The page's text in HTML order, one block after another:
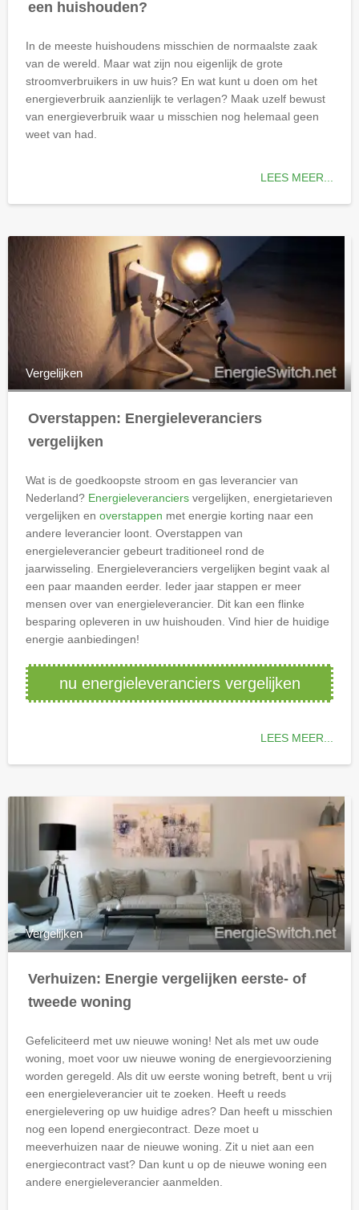
een huishouden?
In de meeste huishoudens misschien de normaalste zaak
van de wereld. Maar wat zijn nou eigenlijk de grote
stroomverbruikers in uw huis? En wat kunt u doen om het
energieverbruik aanzienlijk te verlagen? Maak uzelf bewust
van energieverbruik waar u misschien nog helemaal geen
weet van had.
LEES MEER...
Vergelijken
Overstappen: Energieleveranciers
vergelijken
Wat is de goedkoopste stroom en gas leverancier van
Nederland? Energieleveranciers vergelijken, energietarieven
vergelijken en overstappen met energie korting naar een
andere leverancier loont. Overstappen van
energieleverancier gebeurt traditioneel rond de
jaarwisseling. Energieleveranciers vergelijken begint vaak al
een paar maanden eerder. Ieder jaar stappen er meer
mensen over van energieleverancier. Dit kan een flinke
besparing opleveren in uw huishouden. Vind hier de huidige
energie aanbiedingen!
nu energieleveranciers vergelijken
LEES MEER...
Vergelijken
Verhuizen: Energie vergelijken eerste- of
tweede woning
Gefeliciteerd met uw nieuwe woning! Net als met uw oude
woning, moet voor uw nieuwe woning de energievoorziening
worden geregeld. Als dit uw eerste woning betreft, bent u vrij
een energieleverancier uit te zoeken. Heeft u reeds
energielevering op uw huidige adres? Dan heeft u misschien
nog een lopend energiecontract. Deze moet u
meeverhuizen naar de nieuwe woning. Zit u niet aan een
energiecontract vast? Dan kunt u op de nieuwe woning een
andere energieleverancier aanmelden.